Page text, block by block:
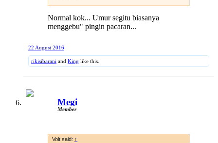
Normal kok... Umur segitu biasanya
menggebu" pingin pacaran...
22 August 2016
rikisibarani and King like this.
Megi
Member
Volt said: ↑